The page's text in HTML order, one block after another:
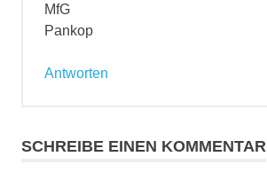
MfG
Pankop
Antworten
SCHREIBE EINEN KOMMENTAR